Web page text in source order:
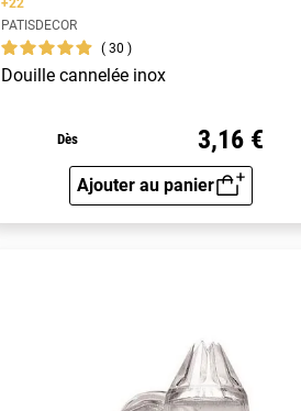
+22
PATISDECOR
30
Douille cannelée inox
Dès 3,16 €
Ajouter au panier
Aperçu rapide